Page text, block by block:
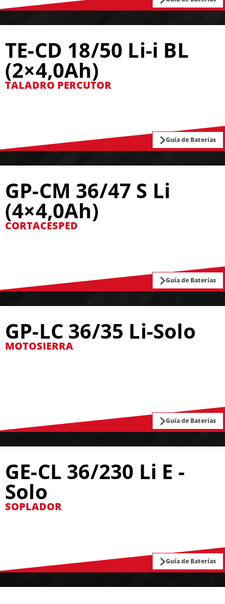
TE-CD 18/50 Li-i BL
(2×4,0Ah)
TALADRO PERCUTOR
Guía de Baterías
GP-CM 36/47 S Li
(4×4,0Ah)
CORTACESPED
Guía de Baterías
GP-LC 36/35 Li-Solo
MOTOSIERRA
Guía de Baterías
GE-CL 36/230 Li E -
Solo
SOPLADOR
Guía de Baterías